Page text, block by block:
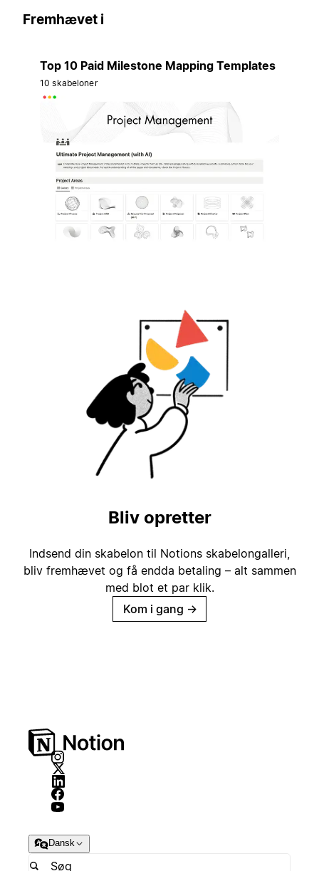
Fremhævet i
Top 10 Paid Milestone Mapping Templates
10 skabeloner
Bliv opretter
Indsend din skabelon til Notions skabelongalleri,
bliv fremhævet og få endda betaling – alt sammen
med blot et par klik.
Kom i gang →
Dansk